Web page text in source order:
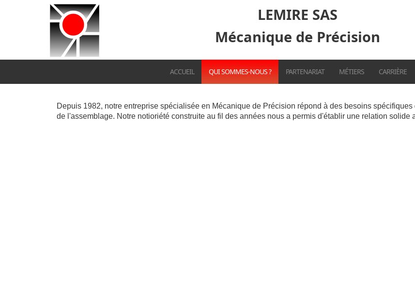
LEMIRE SAS
Mécanique de Précision
ACCUEIL QUI SOMMES-NOUS ? PARTENARIAT MÉTIERS CARRIÈRE
Depuis 1982, notre entreprise spécialisée en Mécanique de Précision répond à des besoins
de l'assemblage. Notre notioriété construite au fil des années nous a permis d'établir une relation solide